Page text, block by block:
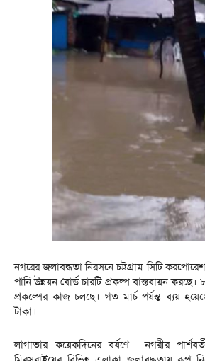
নগরের জলাবদ্ধতা নিরসনে চট্টগ্রাম সিটি
পানি উন্নয়ন বোর্ড চারটি প্রকল্প বাস্তবায়ন
প্রকল্পের কাজ চলছে। গত মার্চ পর্যন্ত ব্যয়
টাকা।
লাগাতার কয়েকদিনের বর্ষণে নগরীর